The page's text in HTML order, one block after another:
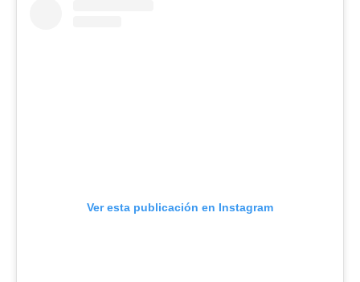
Ver esta publicación en Instagram